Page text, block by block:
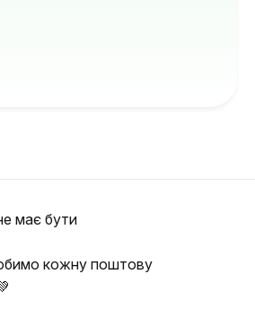
має бути
кожну поштову